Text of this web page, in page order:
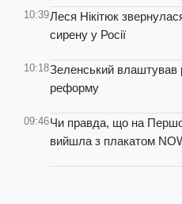
10:39Леся Нікітюк
сирену у Росії
10:18Зеленський влаштував
реформу
09:46Чи правда, що на
вийшла з плакатом